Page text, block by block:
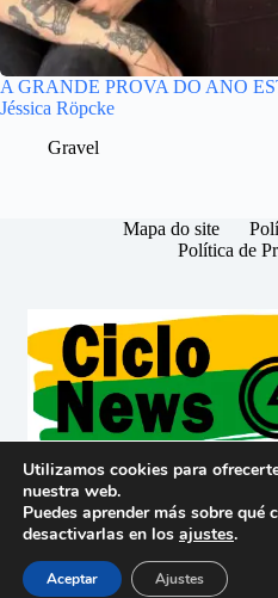
A GRANDE PROVA DO ANO
Jéssica Röpcke
Gravel
Mapa do site
Política de
Español
Copyright © 2026 -
Utilizamos cookies para
nuestra web.
Puedes aprender más sobre
desactivarlas en los ajustes.
Aceptar Ajustes